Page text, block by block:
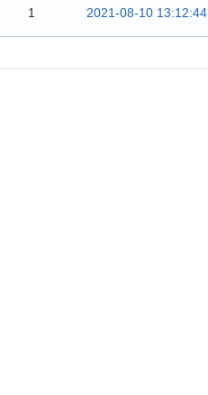
1 2021-08-10 13:12:44